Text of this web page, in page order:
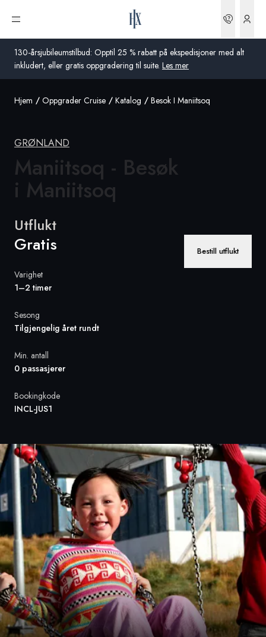
130-årsjubileumstilbud: Opptil 25 % rabatt på ekspedisjoner med alt
inkludert, eller gratis oppgradering til suite. Les mer
Åpne meny
USA
Global
Hjem Oppgrader Cruise Katalog Besok I Maniitsoq
GRØNLAND
Maniitsoq - Besøk
i Maniitsoq
Utflukt
Gratis Bestill utflukt
Varighet
1–2 timer
Sesong
Tilgjengelig året rundt
Min. antall
0 passasjerer
Bookingkode
INCL-JUS1